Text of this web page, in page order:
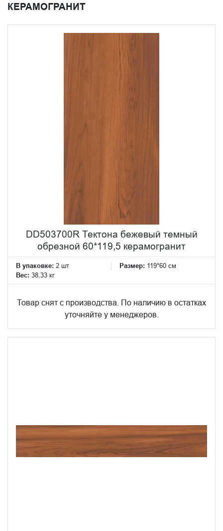
КЕРАМОГРАНИТ
DD503700R Тектона бежевый темный
обрезной 60*119,5 керамогранит
В упаковке: 2 шт Размер: 119*60 см
Вес: 38.33 кг
Товар снят с производства. По наличию в остатках
уточняйте у менеджеров.